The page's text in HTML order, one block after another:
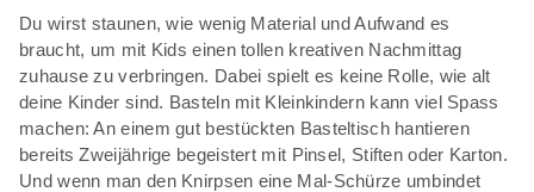
Du wirst staunen, wie wenig Material und Aufwand es
braucht, um mit Kids einen tollen kreativen Nachmittag
zuhause zu verbringen. Dabei spielt es keine Rolle, wie alt
deine Kinder sind. Basteln mit Kleinkindern kann viel Spass
machen: An einem gut bestückten Basteltisch hantieren
bereits Zweijährige begeistert mit Pinsel, Stiften oder Karton.
Und wenn man den Knirpsen eine Mal-Schürze umbindet